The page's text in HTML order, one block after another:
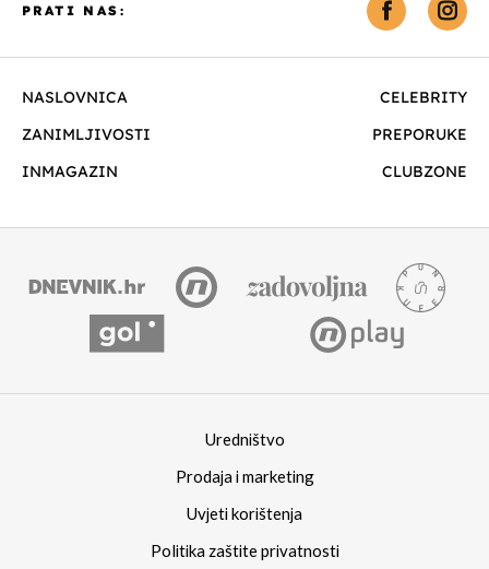
NASLOVNICA
CELEBRITY
ZANIMLJIVOSTI
PREPORUKE
INMAGAZIN
CLUBZONE
PRATI NAS:
Uredništvo
Prodaja i marketing
Uvjeti korištenja
Politika zaštite privatnosti